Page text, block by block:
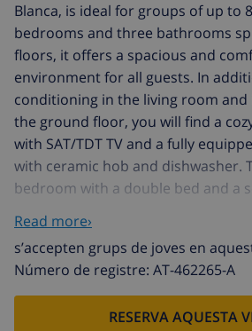
Blanca, is ideal for groups of up to
bedrooms and three bathrooms
floors, it offers a spacious and
environment for all guests. In
conditioning in the living room and
the ground floor, you will find a
with SAT/TDT TV and a fully
with ceramic hob and dishwasher.
bedroom with a double bed and a
with a shower. Upstairs, there are
double beds and a bedroom with
addition, there is a bathroom with
another bathroom with a shower
Outside, there is a large terrace
with a traditional oven, where you
Read more›
s’accepten grups de joves en
Número de registre: AT-462265-A
RESERVA AQUESTA